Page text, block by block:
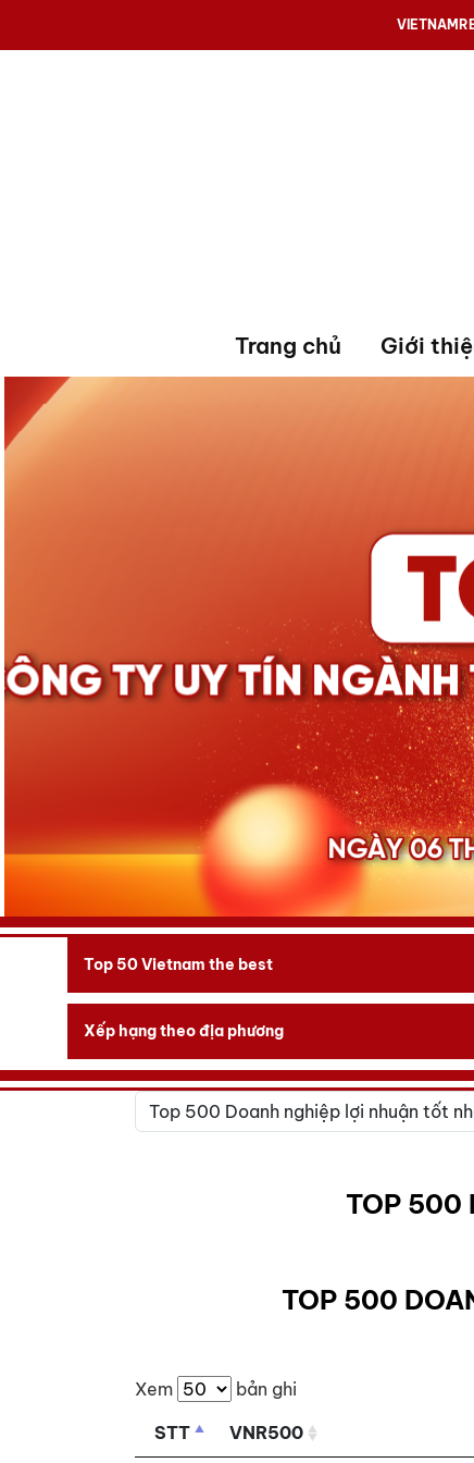
Trang chủ Giới
Top 50 Vietnam the best
Xếp hạng theo địa phương
TOP 500
TOP 500
Xem
bản ghi
STT
VNR500